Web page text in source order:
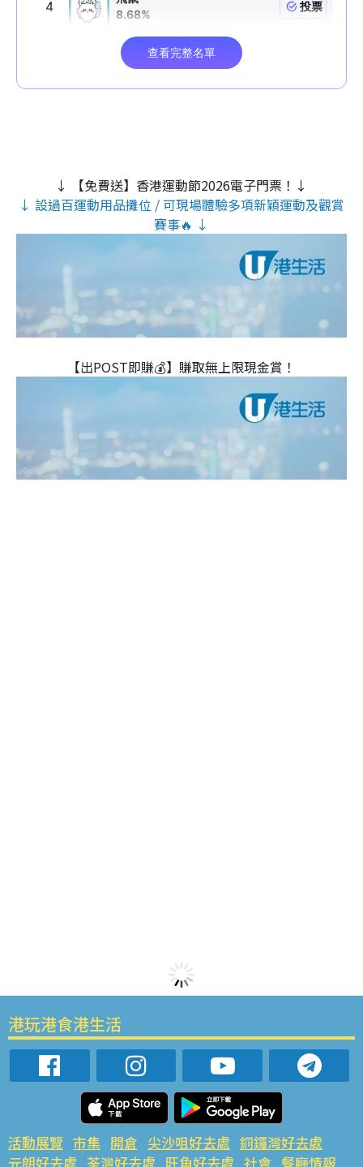
↓ 【免費送】香港運動節2026電子門票！↓
↓ 設過百運動用品攤位 / 可現場體驗多項新穎運動及觀賞
賽事🔥 ↓
【出POST即賺💰】賺取無上限現金賞！
港玩港食港生活
活動展覽 市集 開倉 尖沙咀好去處 銅鑼灣好去處
元朗好去處 荃灣好去處 旺角好去處 社會 餐廳情報